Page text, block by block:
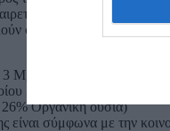
προδιαγραφών
στη δημιουργία ενός
MgO
3% οργανικό άζωτο,
Οργανική ουσία)
είναι σύμφωνα με την